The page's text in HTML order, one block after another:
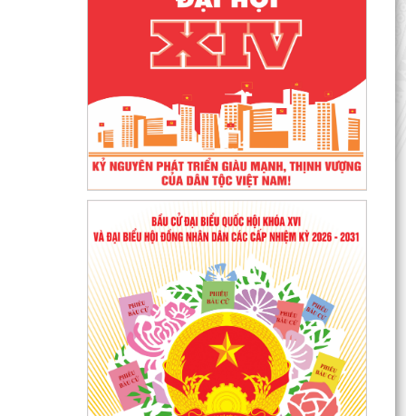
Quyết định phê duyệt kết quả kỳ xét tuyển viên
chức Ban quản lý dự án đầu tư xây dựng xã
Hùng Thắng...